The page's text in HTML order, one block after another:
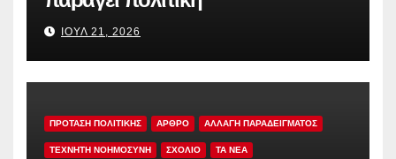
ΙΟΎΛ 21, 2026
ΠΡΟΤΑΣΗ ΠΟΛΙΤΙΚΗΣ ΑΡΘΡΟ ΑΛΛΑΓΗ ΠΑΡΑΔΕΙΓΜΑΤΟΣ
ΤΕΧΝΗΤΗ ΝΟΗΜΟΣΥΝΗ ΣΧΟΛΙΟ TA NEA